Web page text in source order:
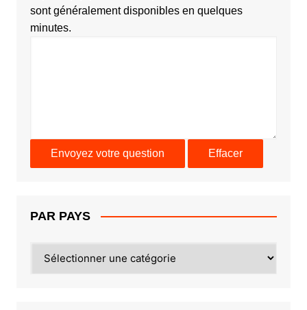
sont généralement disponibles en quelques
minutes.
PAR PAYS
PAYS